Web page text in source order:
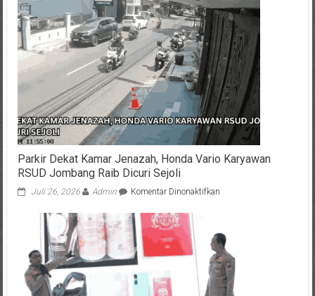
Parkir Dekat Kamar Jenazah, Honda Vario Karyawan
RSUD Jombang Raib Dicuri Sejoli
Juli 26, 2026 Admin Komentar Dinonaktifkanpada
Jenazah,
Honda
Vario
Karyawan
RSUD